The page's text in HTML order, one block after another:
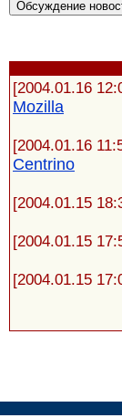
[2004.01.16
Mozilla
[2004.01.16
Centrino
[2004.01.15
[2004.01.15
[2004.01.15